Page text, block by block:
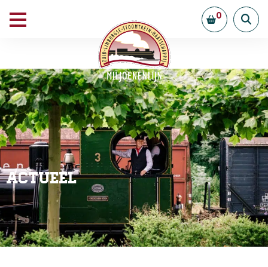
0
Actueel